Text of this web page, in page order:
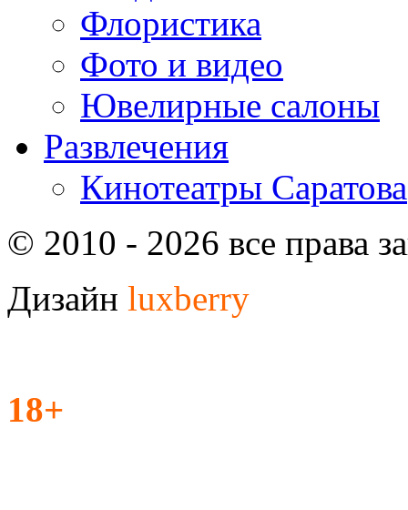
Флористика
Фото и видео
Ювелирные салоны
Развлечения
Кинотеатры Саратова
© 2010 - 2026 все права
Дизайн luxberry
18+